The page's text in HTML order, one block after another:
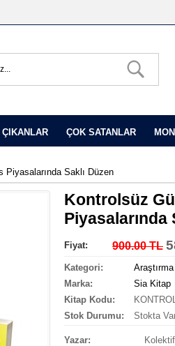
ÇOK SATANLAR
Saklı Düzen
Kontrolsüz
Piyasalarında
Fiyat: 900.00 TL
Kategori:
Marka:
Sia Kitap
Kitap Kodu:
Stok Durumu:
Stokta
Yazar:
Kolektif